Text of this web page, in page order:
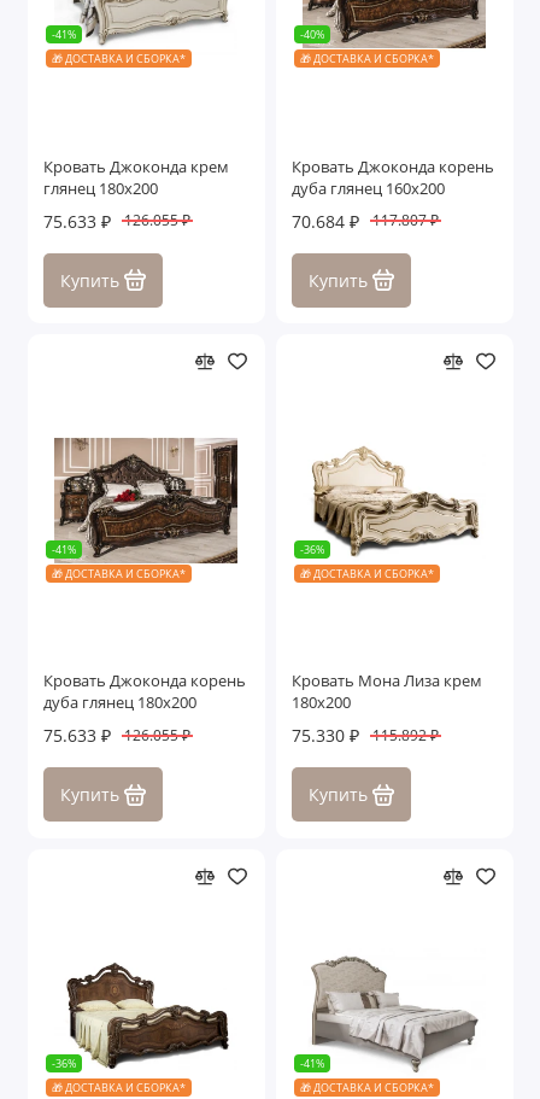
-41%
🎁 ДОСТАВКА И СБОРКА*
Кровать Джоконда крем
глянец 180х200
75.633 ₽ 126.055 ₽
Купить
-40%
🎁 ДОСТАВКА И СБОРКА*
Кровать Джоконда корень
дуба глянец 160х200
70.684 ₽ 117.807 ₽
Купить
-41%
🎁 ДОСТАВКА И СБОРКА*
Кровать Джоконда корень
дуба глянец 180х200
75.633 ₽ 126.055 ₽
Купить
-36%
🎁 ДОСТАВКА И СБОРКА*
Кровать Мона Лиза крем
180х200
75.330 ₽ 115.892 ₽
Купить
-36%
🎁 ДОСТАВКА И СБОРКА*
-41%
🎁 ДОСТАВКА И СБОРКА*